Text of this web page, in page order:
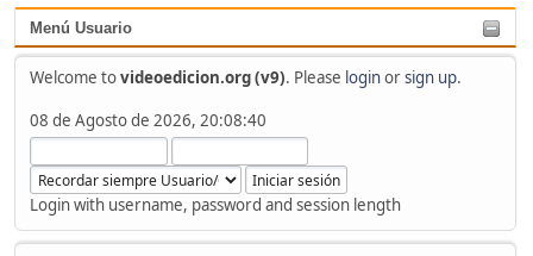
Menú Usuario
Welcome tovideoedicion.org (v9). Please loginorsign up.
08 de Agosto de 2026, 20:08:40
Login with username, password and session length